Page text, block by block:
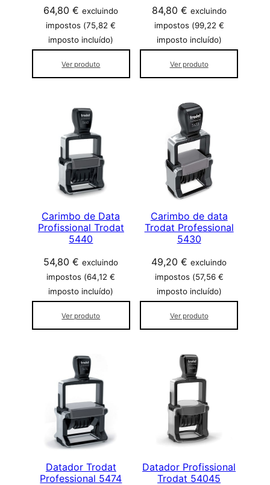
r
p
o
p
u
l
r
i
d
a
d
e
64,80€ excluindo
impostos (75,82€
imposto incluído)
Ver produto
84,80 € excluindo
impostos (99,22 €
imposto incluído)
Ver produto
Carimbo de Data
Profissional Trodat
5440
54,80€ excluindo
impostos (64,12€
imposto incluído)
Ver produto
Carimbo de data
Trodat Professional
5430
49,20€ excluindo
impostos (57,56 €
imposto incluído)
Ver produto
Datador Trodat
Professional 5474
Datador Profissional
Trodat 54045